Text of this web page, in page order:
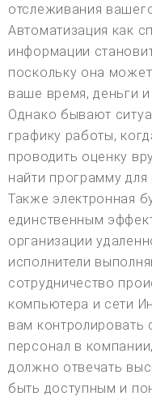
отслеживания
Автоматизация как
информации
поскольку она
ваше время, деньги
Однако бывают
графику работы,
проводить оценку
найти программу
Также электронная
единственным
организации
исполнители
сотрудничество
компьютера и сети
вам контролировать
персонал в
должно отвечать
быть доступным и